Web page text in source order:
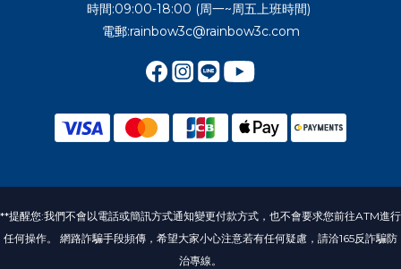
時間:09:00-18:00 (周一~周五上班時間)
電郵:rainbow3c@rainbow3c.com
**提醒您:我們不會以電話或簡訊方式通知變更付款方式，也不會要求您前往ATM進行
任何操作。 網路詐騙手段頻傳，希望大家小心注意若有任何疑慮，請洽165反詐騙防
治專線。